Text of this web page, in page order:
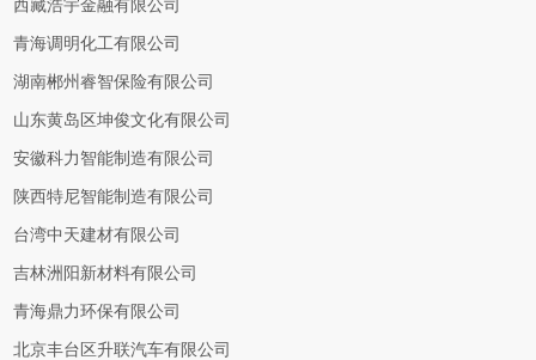
西藏浩宇金融有限公司
青海调明化工有限公司
湖南郴州睿智保险有限公司
山东黄岛区坤俊文化有限公司
安徽科力智能制造有限公司
陕西特尼智能制造有限公司
台湾中天建材有限公司
吉林洲阳新材料有限公司
青海鼎力环保有限公司
北京丰台区升联汽车有限公司